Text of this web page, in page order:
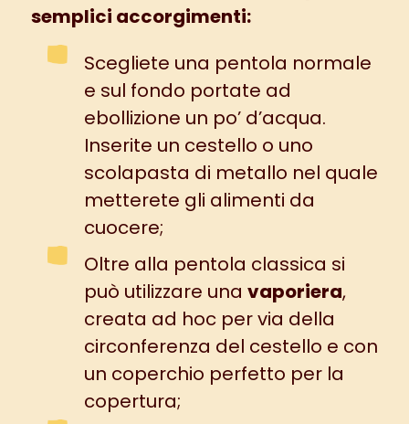
semplici accorgimenti:
Scegliete una pentola normale
e sul fondo portate ad
ebollizione un po’ d’acqua.
Inserite un cestello o uno
scolapasta di metallo nel quale
metterete gli alimenti da
cuocere;
Oltre alla pentola classica si
può utilizzare una vaporiera,
creata ad hoc per via della
circonferenza del cestello e con
un coperchio perfetto per la
copertura;